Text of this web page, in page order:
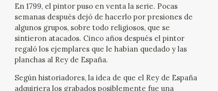
TIENDA
TIENDA ONLINE
EDUCA
CEDEA
En 1799, el pintor puso en venta la serie. Pocas
semanas después dejó de hacerlo por presiones de
algunos grupos, sobre todo religiosos, que se
sintieron atacados. Cinco años después el pintor
regaló los ejemplares que le habían quedado y las
planchas al Rey de España.
Según historiadores, la idea de que el Rey de España
adquiriera los grabados posiblemente fue una